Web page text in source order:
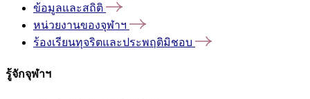
ข้อมูลและสถิติ
หน่วยงานของจุฬาฯ
ร้องเรียนทุจริตและประพฤติมิชอบ
รู้จักจุฬาฯ